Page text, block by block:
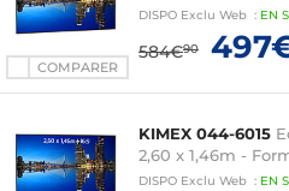
COMPARER
DISPO Exclu Web : EN
584€90
KIMEX 044-6015
2,60 x 1,46m -
DISPO Exclu Web : EN